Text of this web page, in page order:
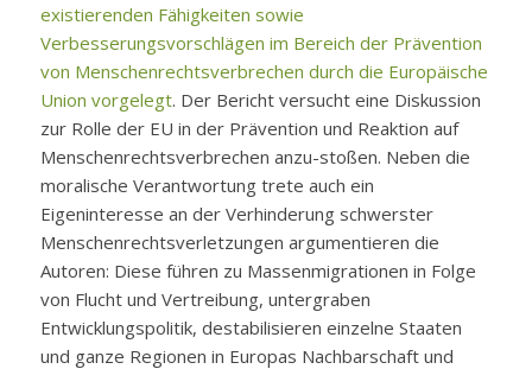
existierenden Fähigkeiten sowie
Verbesserungsvorschlägen im Bereich der Prävention
von Menschenrechtsverbrechen durch die Europäische
Union vorgelegt. Der Bericht versucht eine Diskussion
zur Rolle der EU in der Prävention und Reaktion auf
Menschenrechtsverbrechen anzu-stoßen. Neben die
moralische Verantwortung trete auch ein
Eigeninteresse an der Verhinderung schwerster
Menschenrechtsverletzungen argumentieren die
Autoren: Diese führen zu Massenmigrationen in Folge
von Flucht und Vertreibung, untergraben
Entwicklungspolitik, destabilisieren einzelne Staaten
und ganze Regionen in Europas Nachbarschaft und